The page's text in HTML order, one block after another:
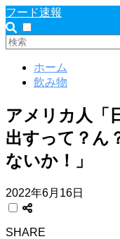
フード速報
ホーム
飲み物
アメリカ人「
出すって？ん
ないか！」
2022年6月16日
SHARE